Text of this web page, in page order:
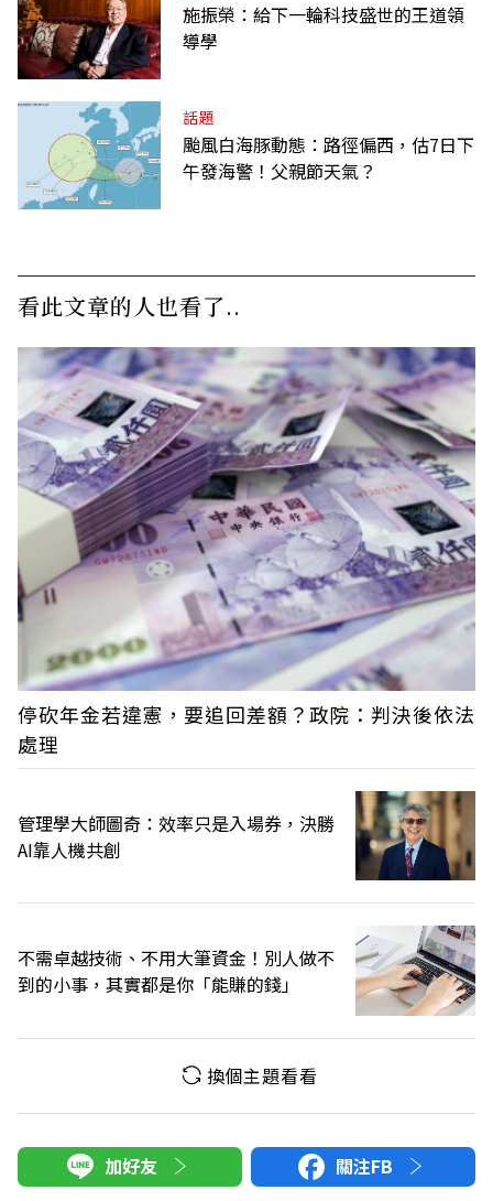
施振榮：給下一輪科技盛世的王道領
導學
話題
颱風白海豚動態：路徑偏西，估7日下
午發海警！父親節天氣？
看此文章的人也看了..
停砍年金若違憲，要追回差額？政院：判決後依法
處理
管理學大師圖奇：效率只是入場券，決勝
AI靠人機共創
不需卓越技術、不用大筆資金！別人做不
到的小事，其實都是你「能賺的錢」
換個主題看看
加好友 關注FB